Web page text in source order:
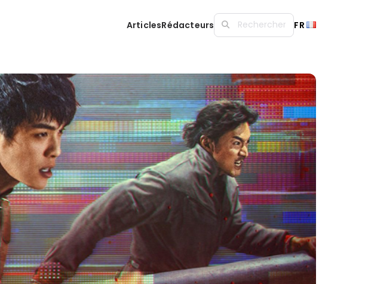
ArticlesRédacteurs FR